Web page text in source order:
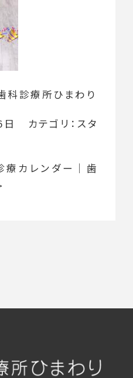
科診療所ひまわり
カテゴリ： スタ
カレンダー ｜ 歯